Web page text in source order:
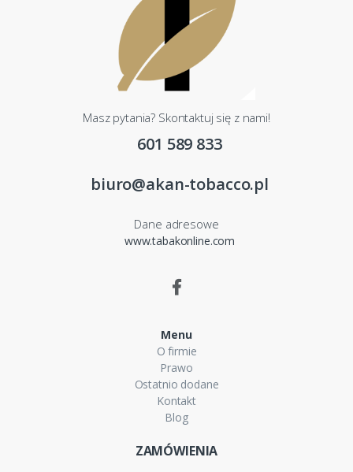
Masz pytania? Skontaktuj się z nami!
601 589 833
biuro@akan-tobacco.pl
Dane adresowe
www.tabakonline.com
Menu
O firmie
Prawo
Ostatnio dodane
Kontakt
Blog
ZAMÓWIENIA